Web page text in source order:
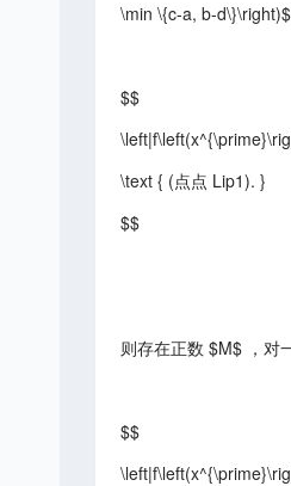
\min \{c-a, b-
$$
\text { (点点 Lip1). }
$$
则存在正数 $M$ ，对
$$